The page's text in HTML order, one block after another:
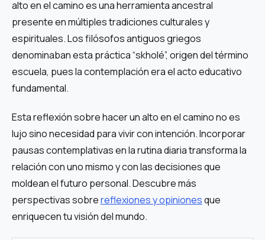
alto en el camino es una herramienta ancestral
presente en múltiples tradiciones culturales y
espirituales. Los filósofos antiguos griegos
denominaban esta práctica “skholé”, origen del término
escuela, pues la contemplación era el acto educativo
fundamental.
Esta reflexión sobre hacer un alto en el camino no es
lujo sino necesidad para vivir con intención. Incorporar
pausas contemplativas en la rutina diaria transforma la
relación con uno mismo y con las decisiones que
moldean el futuro personal. Descubre más
perspectivas sobrereflexiones y opinionesque
enriquecen tu visión del mundo.